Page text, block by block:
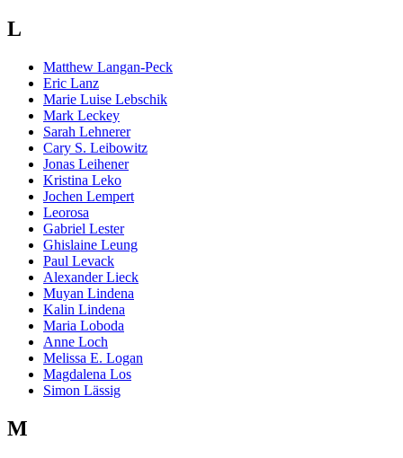
L
Matthew Langan-Peck
Eric Lanz
Marie Luise Lebschik
Mark Leckey
Sarah Lehnerer
Cary S. Leibowitz
Jonas Leihener
Kristina Leko
Jochen Lempert
Leorosa
Gabriel Lester
Ghislaine Leung
Paul Levack
Alexander Lieck
Muyan Lindena
Kalin Lindena
Maria Loboda
Anne Loch
Melissa E. Logan
Magdalena Los
Simon Lässig
M